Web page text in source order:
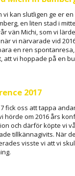
vi kan slutligen ge er
en liten stad i
vän Michi, som vi
vi närvarade vid
en ren
att vi hoppade på en
2017
fick oss att tappa
hörde om 2016 års
och därför köpte vi
tillkännagivits. När
visste vi att vi